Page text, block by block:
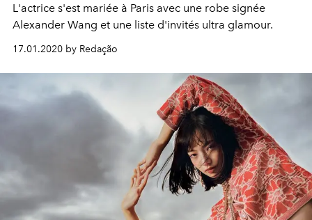
L'actrice s'est mariée à Paris avec une robe signée
Alexander Wang et une liste d'invités ultra glamour.
17.01.2020 by Redação